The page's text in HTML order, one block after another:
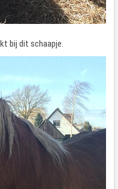
bij dit schaapje.